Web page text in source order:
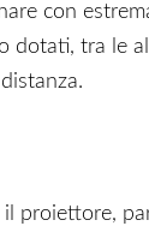
con
dotati, tra le
proiettore,